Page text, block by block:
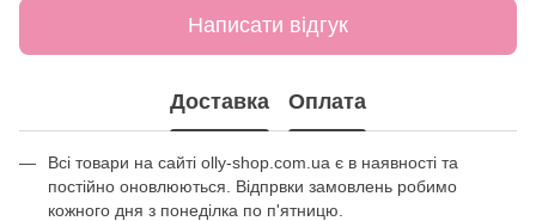
Написати відгук
Доставка Оплата
Всі товари на сайті olly-shop.com.ua є в наявності та
постійно оновлюються. Відпрвки замовлень робимо
кожного дня з понеділка по п'ятницю.